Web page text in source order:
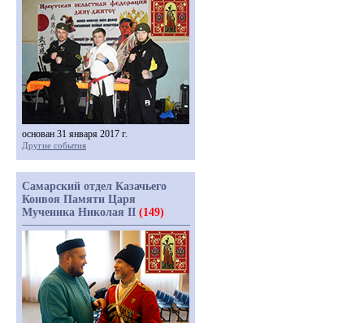
основан 31 января 2017 г.
Другие события
Самарский отдел Казачьего
Конвоя Памяти Царя
Мученика Николая II (149)